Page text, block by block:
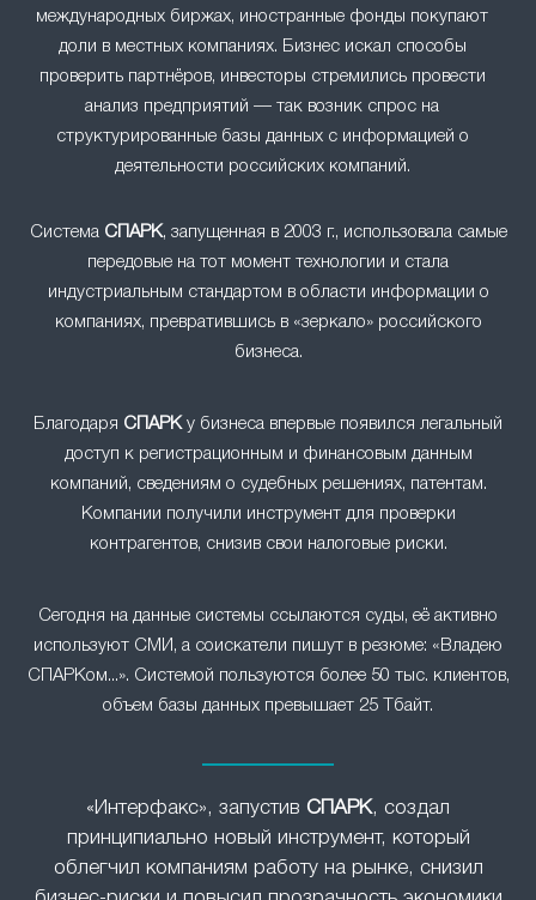
международных биржах, иностранные фонды покупают
доли в местных компаниях. Бизнес искал способы
проверить партнёров, инвесторы стремились провести
анализ предприятий — так возник спрос на
структурированные базы данных с информацией о
деятельности российских компаний.
Система СПАРК, запущенная в 2003 г., использовала самые
передовые на тот момент технологии и стала
индустриальным стандартом в области информации о
компаниях, превратившись в «зеркало» российского
бизнеса.
Благодаря СПАРКу бизнеса впервые появился легальный
доступ к регистрационным и финансовым данным
компаний, сведениям о судебных решениях, патентам.
Компании получили инструмент для проверки
контрагентов, снизив свои налоговые риски.
Сегодня на данные системы ссылаются суды, её активно
используют СМИ, а соискатели пишут в резюме: «Владею
СПАРКом...». Системой пользуются более 50 тыс. клиентов,
объем базы данных превышает 25 Тбайт.
«Интерфакс», запустив СПАРК, создал
принципиально новый инструмент, который
облегчил компаниям работу на рынке, снизил